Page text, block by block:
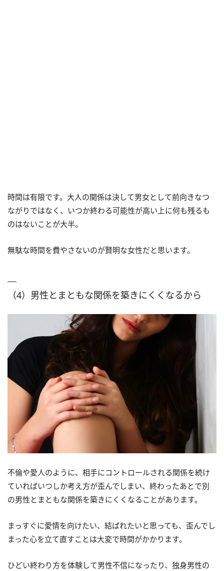
時間は有限です。大人の関係は決して男女として前向きなつ
ながりではなく、いつか終わる可能性が高い上に何も残るも
のはないことが大半。
無駄な時間を費やさないのが賢明な女性だと思います。
（4）男性とまともな関係を築きにくくなるから
不倫や愛人のように、相手にコントロールされる関係を続け
ていればいつしか考え方が歪んでしまい、終わったあとで別
の男性とまともな関係を築きにくくなることがあります。
まっすぐに愛情を向けたい、結ばれたいと思っても、歪んでし
まった心を立て直すことは大変で時間がかかります。
ひどい終わり方を体験して男性不信になったり、独身男性の